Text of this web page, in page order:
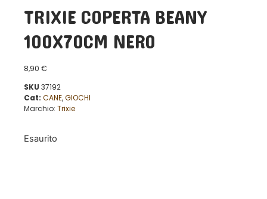
TRIXIE COPERTA BEANY
100X70CM NERO
8,90 €
SKU 37192
Cat: CANE,GIOCHI
Marchio: Trixie
Esaurito